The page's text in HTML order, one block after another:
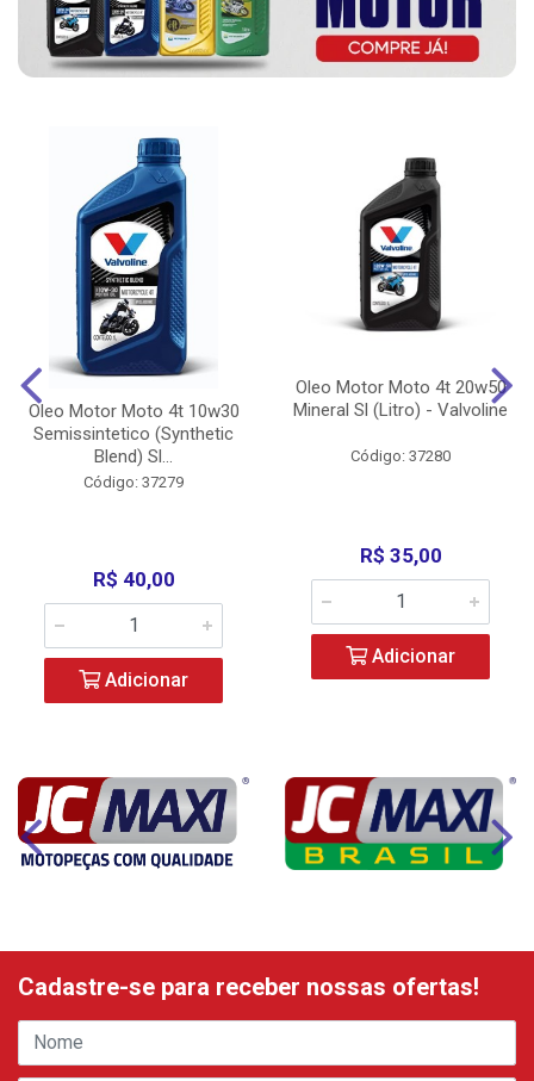
Oleo Motor Moto 4t 10w30
Semissintetico (Synthetic
Blend) Sl...
Código: 37279
R$ 40,00
Adicionar
Oleo Motor Moto 4t 20w50
Mineral Sl (Litro) - Valvoline
Código: 37280
R$ 35,00
Adicionar
Cadastre-se para receber nossas ofertas!